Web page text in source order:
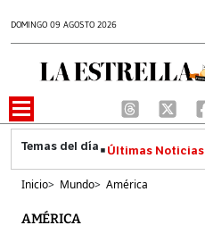
DOMINGO 09 AGOSTO 2026
Últimas Noticias
Inicio> Mundo> América
AMÉRICA